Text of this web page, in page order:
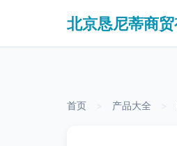
北京恳尼蒂商贸
首页 产品大全